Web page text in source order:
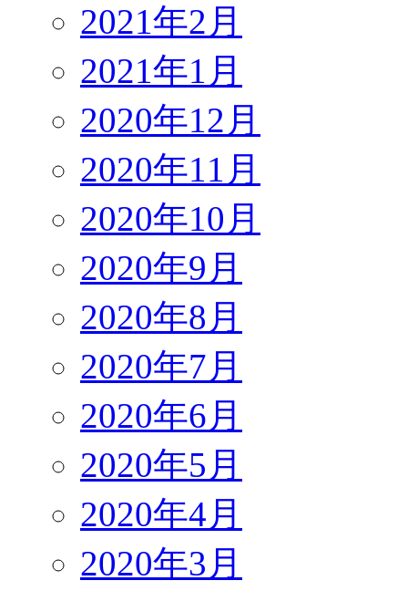
2021年2月
2021年1月
2020年12月
2020年11月
2020年10月
2020年9月
2020年8月
2020年7月
2020年6月
2020年5月
2020年4月
2020年3月